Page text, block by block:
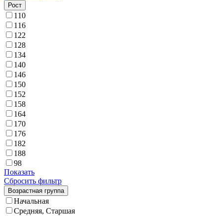
Рост
110
116
122
128
134
140
146
150
152
158
164
170
176
182
188
98
Показать
Сбросить фильтр
Возрастная группа
Начальная
Средняя, Старшая